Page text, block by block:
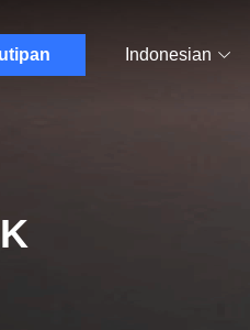
Indonesian